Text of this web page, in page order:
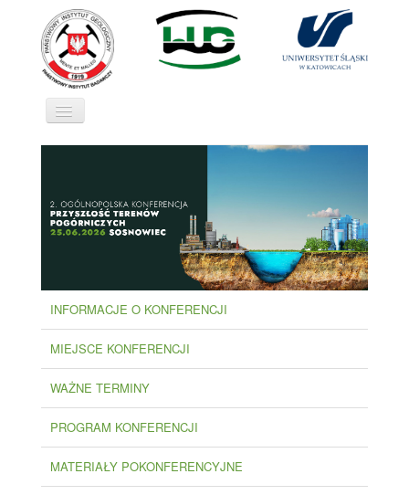
Toggle
PARTNERZY
KOMITETY
KONTAKT
INFORMACJE O KONFERENCJI
MIEJSCE KONFERENCJI
WAŻNE TERMINY
PROGRAM KONFERENCJI
MATERIAŁY POKONFERENCYJNE